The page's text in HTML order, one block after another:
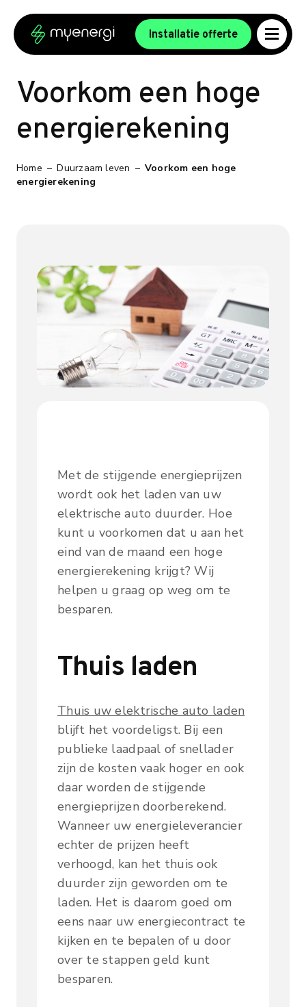
Installatie offerte
Voorkom een hoge
energierekening
Home – Duurzaam leven – Voorkom een hoge
energierekening
Met de stijgende energieprijzen
wordt ook het laden van uw
elektrische auto duurder. Hoe
kunt u voorkomen dat u aan het
eind van de maand een hoge
energierekening krijgt? Wij
helpen u graag op weg om te
besparen.
Thuis laden
Thuis uw elektrische auto laden
blijft het voordeligst. Bij een
publieke laadpaal of snellader
zijn de kosten vaak hoger en ook
daar worden de stijgende
energieprijzen doorberekend.
Wanneer uw energieleverancier
echter de prijzen heeft
verhoogd, kan het thuis ook
duurder zijn geworden om te
laden. Het is daarom goed om
eens naar uw energiecontract te
kijken en te bepalen of u door
over te stappen geld kunt
besparen.